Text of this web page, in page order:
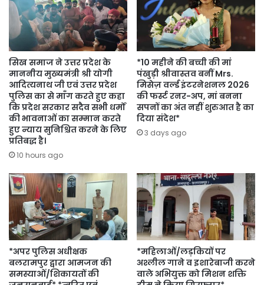
सिख समाज ने उत्तर प्रदेश के
माननीय मुख्यमंत्री श्री योगी
आदित्यनाथ जी एवं उत्तर प्रदेश
पुलिस का से माँग करते हुए कहा
कि प्रदेश सरकार सदैव सभी धर्मों
की भावनाओं का सम्मान करते
हुए न्याय सुनिश्चित करने के लिए
प्रतिबद्ध है।
10 hours ago
*10 महीने की बच्ची की मां
पंखुड़ी श्रीवास्तव बनीं Mrs.
मिसेज़ वर्ल्ड इंटरनेशनल 2026
की फर्स्ट रनर-अप, मां बनना
सपनों का अंत नहीं शुरुआत है का
दिया संदेश*
3 days ago
*अपर पुलिस अधीक्षक
बलरामपुर द्वारा आमजन की
समस्याओं/शिकायतों की
*महिलाओं/लड़कियों पर
अश्लील गाने व इशारेबाजी करने
वाले अभियुक्त को मिशन शक्ति